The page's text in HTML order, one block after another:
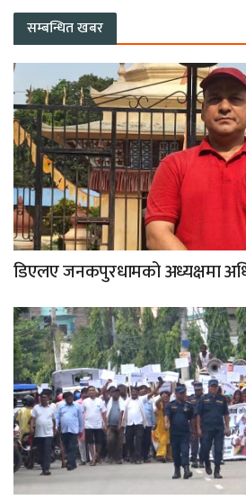
सम्बन्धित खबर
डिएलए जनकपुरधामको अध्यक्षमा